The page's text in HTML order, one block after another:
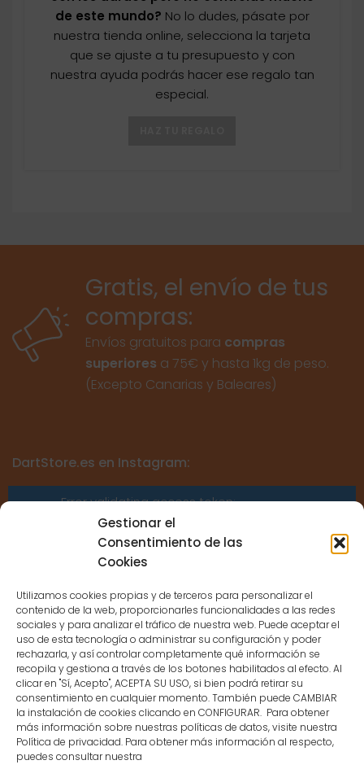
Gestionar el
Consentimiento de las
Cookies
Utilizamos cookies propias y de terceros para personalizar el
contenido de la web, proporcionarles funcionalidades a las redes
sociales y para analizar el tráfico de nuestra web. Puede aceptar el
uso de esta tecnología o administrar su configuración y poder
rechazarla, y así controlar completamente qué información se
recopila y gestiona a través de los botones habilitados al efecto. Al
clicar en "Sí, Acepto", ACEPTA SU USO, si bien podrá retirar su
consentimiento en cualquier momento. También puede CAMBIAR
la instalación de cookies clicando en CONFIGURAR. Para obtener
más información sobre nuestras políticas de datos, visite nuestra
Política de privacidad. Para obtener más información al respecto,
puedes consultar nuestra
de este mundo? No lo dudes, pásate por
nuestra tienda online, selecciona la tarjeta
que se ajuste a tu presupuesto y con
nuestra ayuda podrás hacer ese regalo tan
especial.
Gratis, el envío de tus
compras:
Envíos gratuitos para compras
superiores a 75€ y hasta 1kg de peso.
(Excepto Canarias y Baleares)
DartStore.es en Instagram:
Error validating access token:
Sessions for the user are not allowed
because the user is not a confirmed
CONTACTO
MENÚ PRINCIPAL
MI CUENTA